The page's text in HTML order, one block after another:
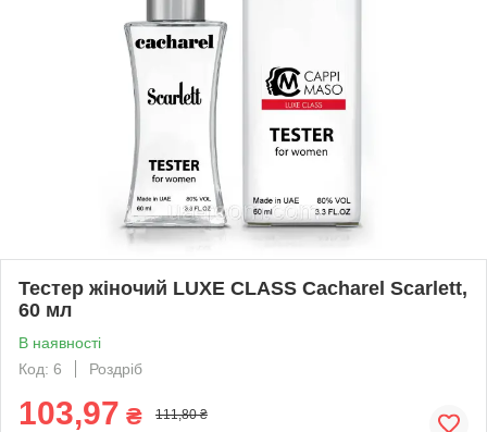
Тестер жіночий LUXE CLASS Cacharel Scarlett,
60 мл
В наявності
Код: 6
Роздріб
103,97 ₴ 111,80 ₴